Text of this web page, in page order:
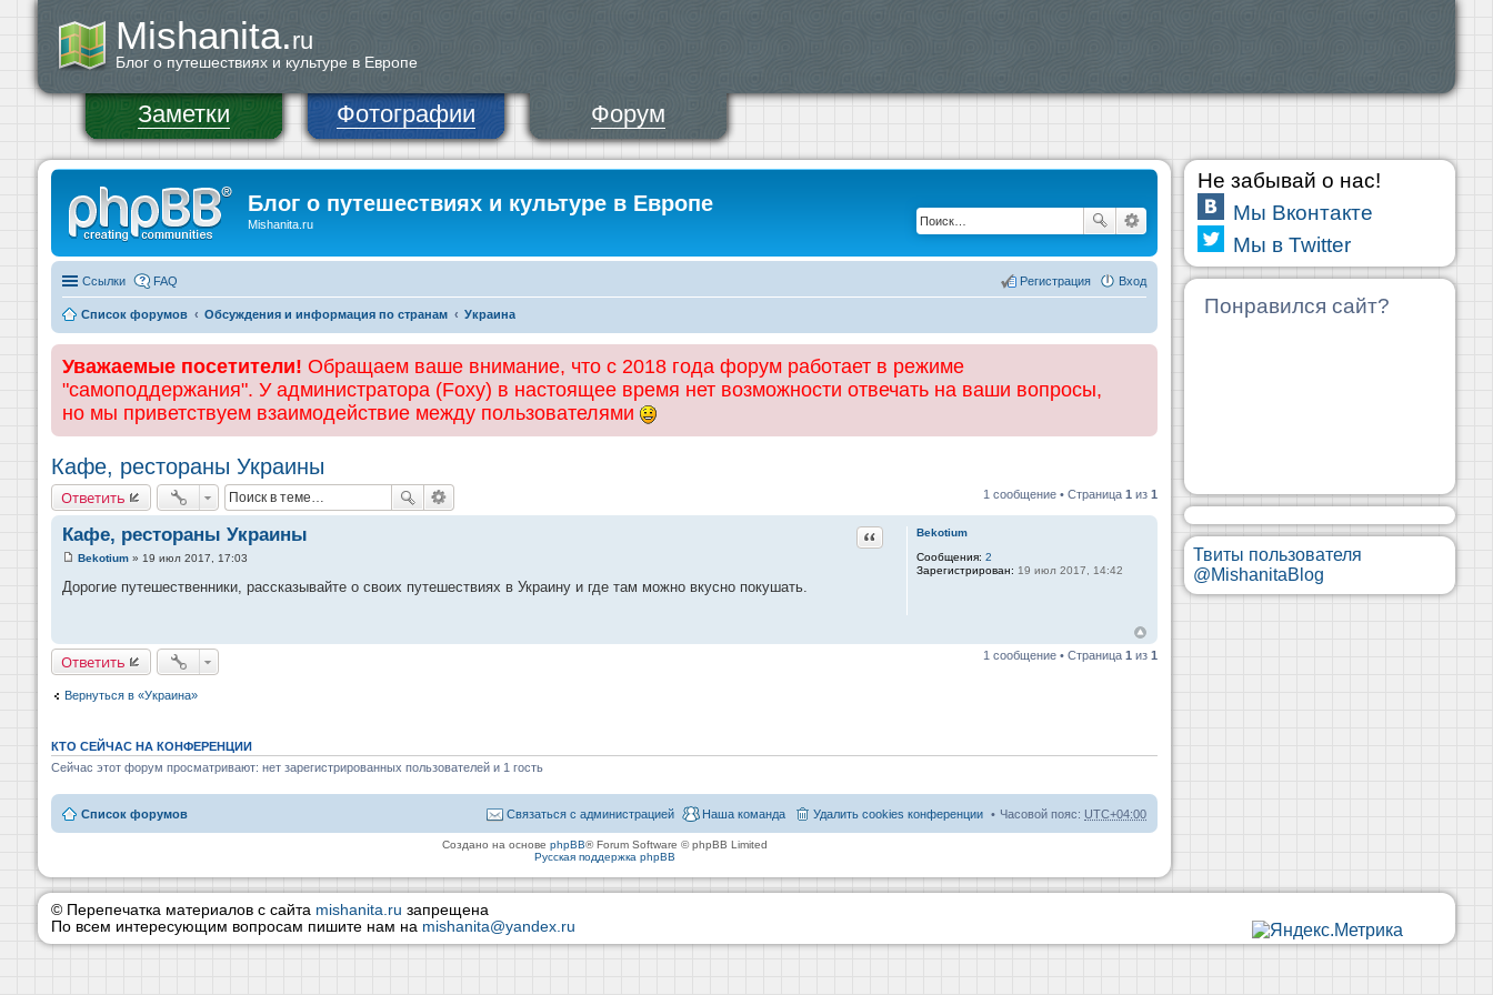
Mishanita.ru
Блог о путешествиях и культуре в Европе
Заметки Фотографии Форум
Блог о путешествиях и культуре в Европе
Mishanita.ru
Ссылки FAQ Вход
Регистрация
Список форумов Обсуждения и информация по странам Украина
Уважаемые посетители! Обращаем ваше внимание, что с 2018 года форум работает в режиме
"самоподдержания". У администратора (Foxy) в настоящее время нет возможности отвечать на ваши вопросы,
но мы приветствуем взаимодействие между пользователями
Кафе, рестораны Украины
Ответить 1 сообщение • Страница 1 из 1
Bekotium
Сообщения: 2
Зарегистрирован: 19 июл 2017, 14:42
Кафе, рестораны Украины Цитата
о
н
и
е
Bekotium » 19 июл 2017, 17:03
Дорогие путешественники, рассказывайте о своих путешествиях в Украину и где там можно вкусно покушать.
Ответить 1 сообщение • Страница 1 из 1
Вернуться в «Украина»
КТО СЕЙЧАС НА КОНФЕРЕНЦИИ
Сейчас этот форум просматривают: нет зарегистрированных пользователей и 1 гость
Список форумов Часовой пояс: UTC+04:00
Удалить cookies конференции
Наша команда
Связаться с администрацией
Создано на основе phpBB® Forum Software © phpBB Limited
Русская поддержка phpBB
Не забывай о нас!
Мы Вконтакте
Мы в Twitter
Понравился сайт?
Твиты пользователя
@MishanitaBlog
© Перепечатка материалов с сайта mishanita.ru запрещена
По всем интересующим вопросам пишите нам на mishanita@yandex.ru